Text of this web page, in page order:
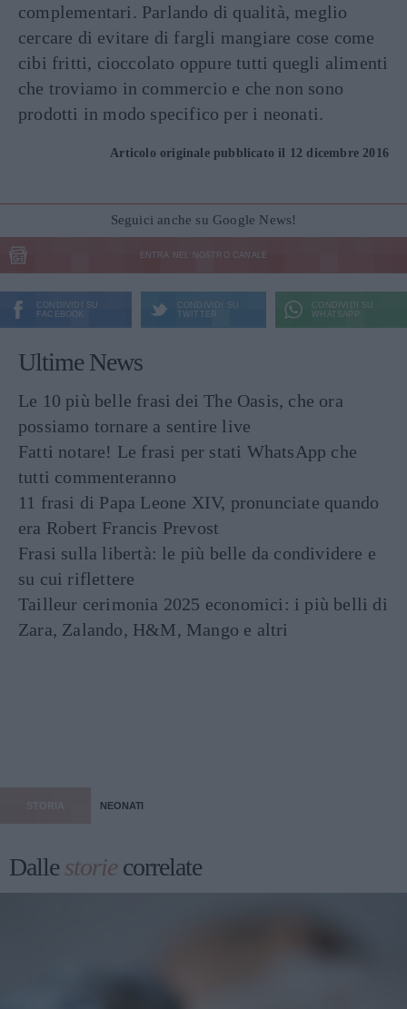
complementari. Parlando di qualità, meglio
cercare di evitare di fargli mangiare cose come
cibi fritti, cioccolato oppure tutti quegli alimenti
che troviamo in commercio e che non sono
prodotti in modo specifico per i neonati.
Articolo originale pubblicato il 12 dicembre 2016
Seguici anche su Google News!
ENTRA NEL NOSTRO CANALE
CONDIVIDI SU
FACEBOOK
CONDIVIDI SU
TWITTER
CONDIVIDI SU
WHATSAPP
Ultime News
Le 10 più belle frasi dei The Oasis, che ora
possiamo tornare a sentire live
Fatti notare! Le frasi per stati WhatsApp che
tutti commenteranno
11 frasi di Papa Leone XIV, pronunciate quando
era Robert Francis Prevost
Frasi sulla libertà: le più belle da condividere e
su cui riflettere
Tailleur cerimonia 2025 economici: i più belli di
Zara, Zalando, H&M, Mango e altri
NEONATI
Dallestoriecorrelate